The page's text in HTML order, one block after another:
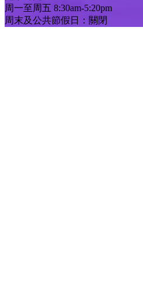
周一至周五 8:30am-5:20pm
周末及公共節假日：關閉